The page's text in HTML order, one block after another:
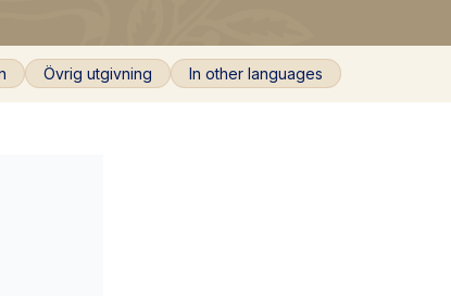
Övrig utgivning In other languages